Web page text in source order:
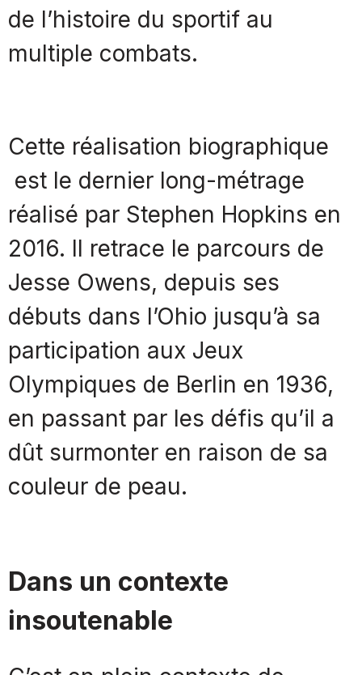
de l’histoire du sportif au
multiple combats.
Cette réalisation biographique
est le dernier long-métrage
réalisé par Stephen Hopkins en
2016. Il retrace le parcours de
Jesse Owens, depuis ses
débuts dans l’Ohio jusqu’à sa
participation aux Jeux
Olympiques de Berlin en 1936,
en passant par les défis qu’il a
dût surmonter en raison de sa
couleur de peau.
Dans un contexte
insoutenable